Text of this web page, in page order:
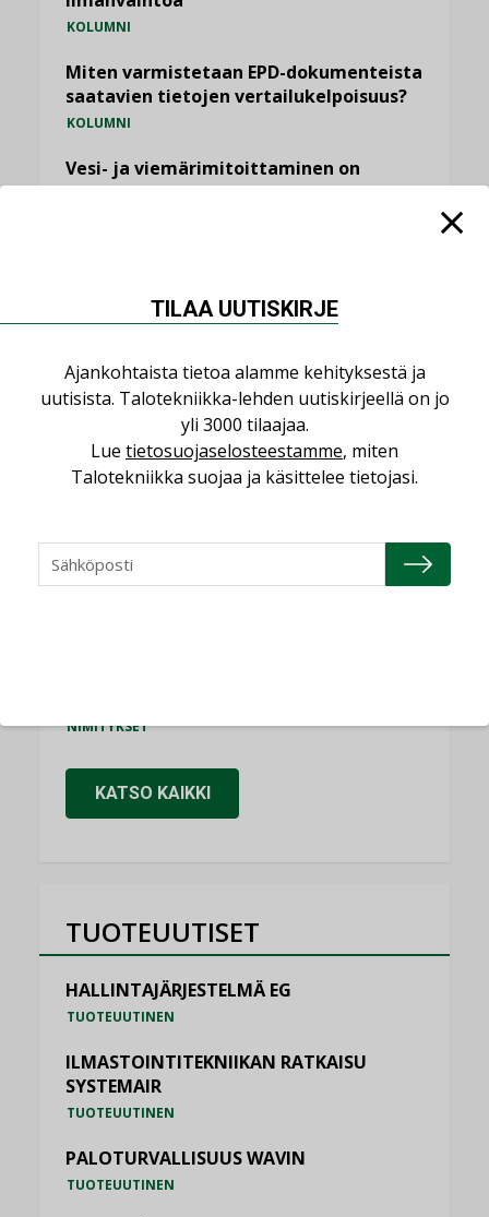
KOLUMNI
Miten varmistetaan EPD-dokumenteista
saatavien tietojen vertailukelpoisuus?
KOLUMNI
Vesi- ja viemärimitoittaminen on
jämähtänyt ajassa paikalleen
NIMITYKSET
Consti
Refair
NIMITYKSET
NIMITYKSET
KATSO KAIKKI
TUOTEUUTISET
HALLINTAJÄRJESTELMÄ EG
TUOTEUUTINEN
ILMASTOINTITEKNIIKAN RATKAISU
SYSTEMAIR
TUOTEUUTINEN
PALOTURVALLISUUS WAVIN
TUOTEUUTINEN
TILAA UUTISKIRJE
Ajankohtaista tietoa alamme kehityksestä ja
uutisista. Talotekniikka-lehden uutiskirjeellä on jo
yli 3000 tilaajaa.
Lue tietosuojaselosteestamme, miten
Talotekniikka suojaa ja käsittelee tietojasi.